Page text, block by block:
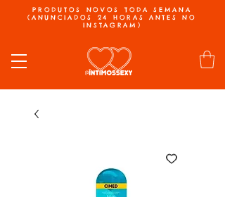
PRODUTOS NOVOS TODA SEMANA
(ANUNCIADOS 24 HORAS ANTES NO
INSTAGRAM)